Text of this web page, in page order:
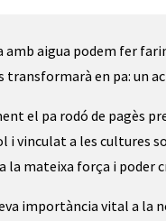
amb aigua podem fer
transformarà en pa: un
el pa rodó de pagès
i vinculat a les cultures
la mateixa força i poder
importància vital a